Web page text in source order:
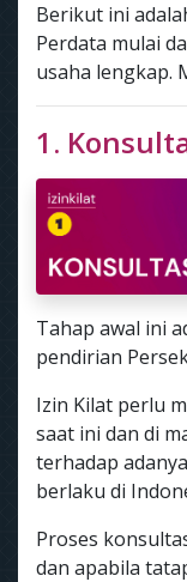
Berikut ini
Perdata mulai
usaha lengkap.
1.
Tahap awal ini
pendirian
Izin Kilat perlu
saat ini dan di
terhadap
berlaku di
Proses
dan apabila